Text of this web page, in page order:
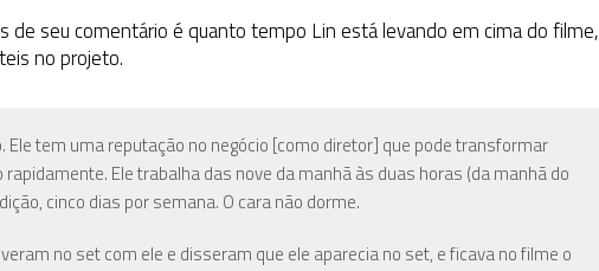
seu comentário é quanto tempo Lin está levando em cima do filme,
no projeto.
Ele tem uma reputação no negócio [como diretor] que pode transformar
Ele trabalha das nove da manhã às duas horas (da manhã do
cinco dias por semana. O cara não dorme.
no set com ele e disseram que ele aparecia no set, e ficava no filme o